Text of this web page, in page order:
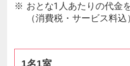
フリーアメニティー各種
自動販売機
おとな1人あたりの代金
（消費税・サービス料込
1名1室